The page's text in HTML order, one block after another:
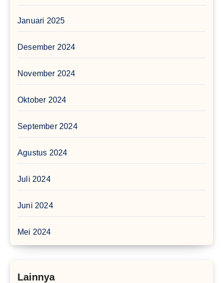
Januari 2025
Desember 2024
November 2024
Oktober 2024
September 2024
Agustus 2024
Juli 2024
Juni 2024
Mei 2024
Lainnya